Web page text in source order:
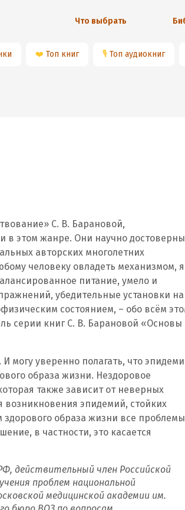
Что выбрать
❤️ Топ книг 🎙 Топ аудиокниг
С. В. Барановой,
в этом жанре. Они научно
авторских многолетних
человеку овладеть механизмом, я
питание, умело и
убедительные установки на
состоянием, – обо всём
серии книг С. В. Барановой «Основы
могу уверенно полагать, что
образа жизни. Нездоровое
также зависит от неверных
возникновения эпидемий, стойких
образа жизни все проблемы
в частности, это касается
действительный член Российской
проблем национальной
медицинской академии им.